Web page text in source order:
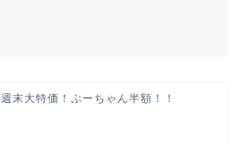
週末大特価！ぷーちゃん半額！！